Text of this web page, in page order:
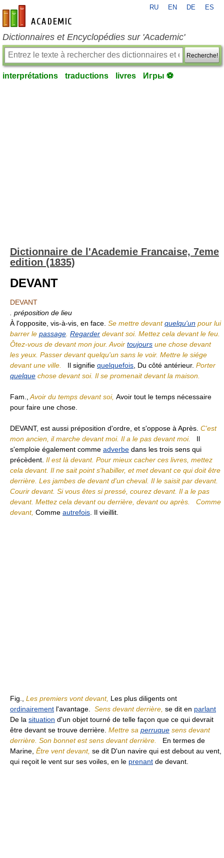
fr-academic.com
RU EN DE ES
Dictionnaires et Encyclopédies sur 'Academic'
Recherche!
interprétations traductions livres Игры ⚽
Dictionnaire de l'Academie Francaise, 7eme
edition (1835)
DEVANT
DEVANT
. préposition de lieu
À l'opposite, vis-à-vis, en face. Se mettre devantquelqu'un pour lui
barrer le passage Regarder devant soi. Mettez cela devant le feu.
Ôtez-vous de devant mon jour. Avoir toujours une chose devant
les yeux. Passer devant quelqu'un sans le voir. Mettre le siége
devant une ville.
Il signifie quelquefois , Du côté antérieur. Porter
quelque chose devant soi. Il se promenait devant la maison.
Fam., Avoir du temps devant soi, Avoir tout le temps nécessaire
pour faire une chose.
DEVANT, est aussi préposition d'ordre, et s'oppose à Après. C'est
mon ancien, il marche devant moi. Il a le pas devant moi.
Il
s'emploie également comme adverbe dans les trois sens qui
précèdent. Il est là devant. Pour mieux cacher ces livres, mettez
cela devant. Il ne sait point s'habiller, et met devant ce qui doit être
derrière. Les jambes de devant d'un cheval. Il le saisit par devant.
Courir devant. Si vous êtes si pressé, courez devant. Il a le pas
devant. Mettez cela devant ou derrière, devant ou après.
Comme
devant, Comme autrefois . Il vieillit.
Fig., Les premiers vont devant, Les plus diligents ont
ordinairement l'avantage. Sens devant derrière, se dit en parlant
De la situation d'un objet tourné de telle façon que ce qui devrait
être devant se trouve derrière. Mettre sa perruque sens devant
derrière. Son bonnet est sens devant derrière.
En termes de
Marine, Être vent devant, se dit D'un navire qui est debout au vent,
qui reçoit le vent sur ses voiles, en le prenant de devant.